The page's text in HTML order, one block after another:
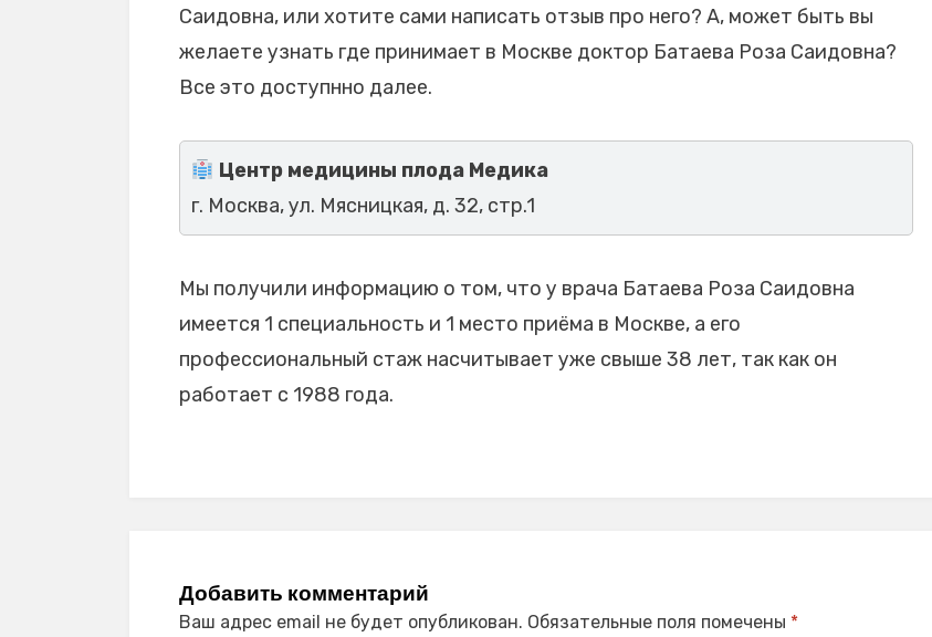
Саидовна, или хотите сами написать отзыв про него? А, может быть вы
желаете узнать где принимает в Москве доктор Батаева Роза Саидовна?
Все это доступнно далее.
Центр медицины плода Медика
г. Москва, ул. Мясницкая, д. 32, стр.1
Мы получили информацию о том, что у врача Батаева Роза Саидовна
имеется 1 специальность и 1 место приёма в Москве, а его
профессиональный стаж насчитывает уже свыше 38 лет, так как он
работает с 1988 года.
Добавить комментарий
Ваш адрес email не будет опубликован. Обязательные поля помечены *